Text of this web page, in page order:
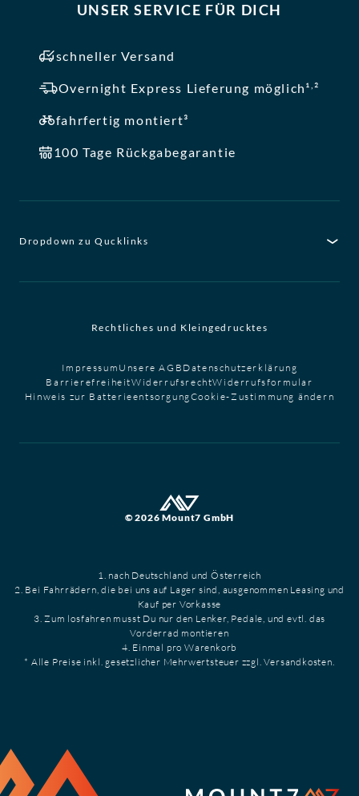
UNSER SERVICE FÜR DICH
schneller Versand
Overnight Express Lieferung möglich¹,²
fahrfertig montiert³
100 Tage Rückgabegarantie
Dropdown zu Qucklinks
Rechtliches und Kleingedrucktes
Impressum Unsere AGB Datenschutzerklärung
BarrierefreiheitWiderrufsrechtWiderrufsformular
Hinweis zur BatterieentsorgungCookie-Zustimmung ändern
© 2026 Mount7 GmbH
1. nach Deutschland und Österreich
2. Bei Fahrrädern, die bei uns auf Lager sind, ausgenommen Leasing und
Kauf per Vorkasse
3. Zum losfahren musst Du nur den Lenker, Pedale, und evtl. das
Vorderrad montieren
4. Einmal pro Warenkorb
* Alle Preise inkl. gesetzlicher Mehrwertsteuer zzgl. Versandkosten.